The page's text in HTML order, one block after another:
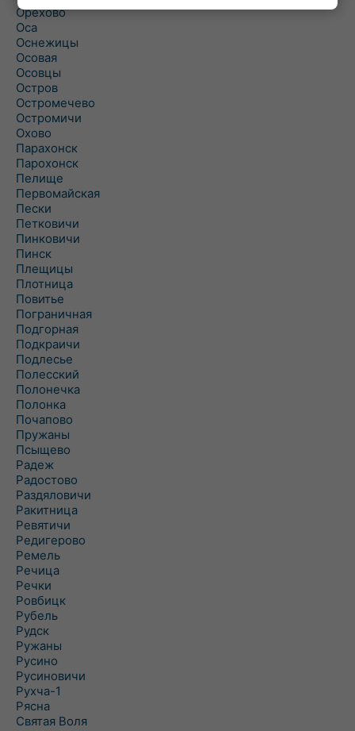
Орехово
Оса
Оснежицы
Осовая
Осовцы
Остров
Остромечево
Остромичи
Охово
Парахонск
Парохонск
Пелище
Первомайская
Пески
Петковичи
Пинковичи
Пинск
Плещицы
Плотница
Повитье
Пограничная
Подгорная
Подкраичи
Подлесье
Полесский
Полонечка
Полонка
Почапово
Пружаны
Псыщево
Радеж
Радостово
Раздяловичи
Ракитница
Ревятичи
Редигерово
Ремель
Речица
Речки
Ровбицк
Рубель
Рудск
Ружаны
Русино
Русиновичи
Рухча-1
Рясна
Святая Воля